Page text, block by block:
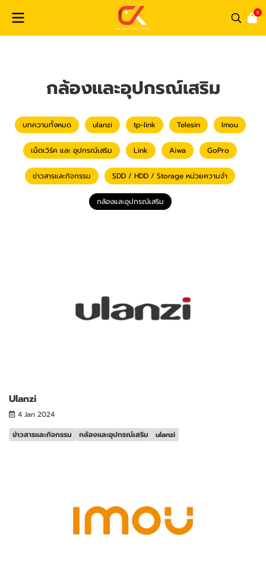
0
กล้องและอุปกรณ์เสริม
บทความทั้งหมด ulanzi tp-link Telesin Imou
เน็ตเวิร์ค และ อุปกรณ์เสริม Link Aiwa GoPro
ข่าวสารและกิจกรรม SDD / HDD / Storage หน่วยความจำ
กล้องและอุปกรณ์เสริม
Ulanzi
4 Jan 2024
ข่าวสารและกิจกรรม
กล้องและอุปกรณ์เสริม ulanzi